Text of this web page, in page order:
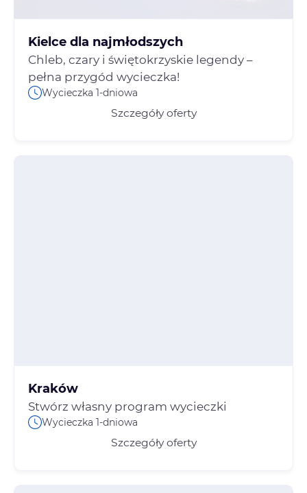
Chleb, czary i świętokrzyskie legendy –
pełna przygód wycieczka!
Wycieczka 1-dniowa
Szczegóły oferty
Stwórz własny program wycieczki
Wycieczka 1-dniowa
Szczegóły oferty